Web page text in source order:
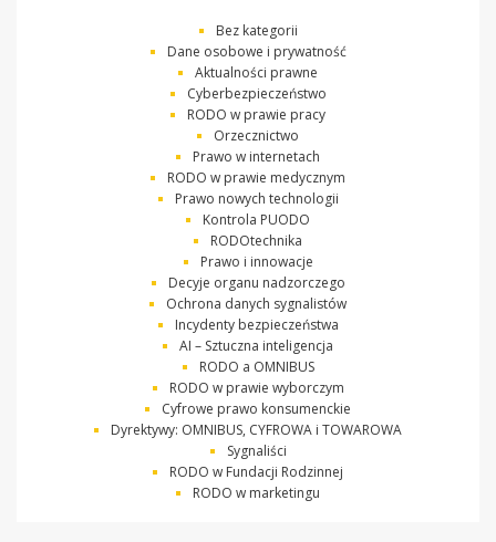
Bez kategorii
Dane osobowe i prywatność
Aktualności prawne
Cyberbezpieczeństwo
RODO w prawie pracy
Orzecznictwo
Prawo w internetach
RODO w prawie medycznym
Prawo nowych technologii
Kontrola PUODO
RODOtechnika
Prawo i innowacje
Decyje organu nadzorczego
Ochrona danych sygnalistów
Incydenty bezpieczeństwa
AI – Sztuczna inteligencja
RODO a OMNIBUS
RODO w prawie wyborczym
Cyfrowe prawo konsumenckie
Dyrektywy: OMNIBUS, CYFROWA i TOWAROWA
Sygnaliści
RODO w Fundacji Rodzinnej
RODO w marketingu